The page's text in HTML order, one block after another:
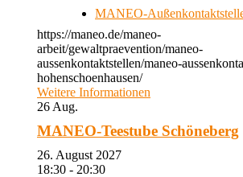
MANEO-
https://maneo.de/maneo-
arbeit/gewaltpraevention/maneo-
aussenkontaktstellen/maneo-
hohenschoenhausen/
Weitere Informationen
26 Aug.
MANEO-Teestube Schöneberg
26. August 2027
18:30 - 20:30